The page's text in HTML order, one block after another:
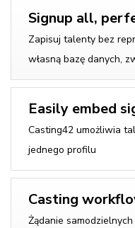
Signup all,
Zapisuj talenty bez
własną bazę danych,
Easily embed
Casting42 umożliwia
jednego profilu
Casting
Żądanie